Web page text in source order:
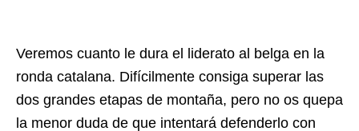
Veremos cuanto le dura el liderato al belga en la
ronda catalana. Difícilmente consiga superar las
dos grandes etapas de montaña, pero no os quepa
la menor duda de que intentará defenderlo con